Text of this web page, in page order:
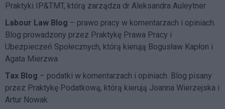
Praktyki IP&TMT, którą zarządza dr Aleksandra Auleytner
Labour Law Blog – prawo pracy w komentarzach i opiniach.
Blog prowadzony przez Praktykę Prawa Pracy i
Ubezpieczeń Społecznych, którą kierują Bogusław Kapłon i
Agata Mierzwa
Tax Blog – podatki w komentarzach i opiniach. Blog pisany
przez Praktykę Podatkową, którą kierują Joanna Wierzejska i
Artur Nowak